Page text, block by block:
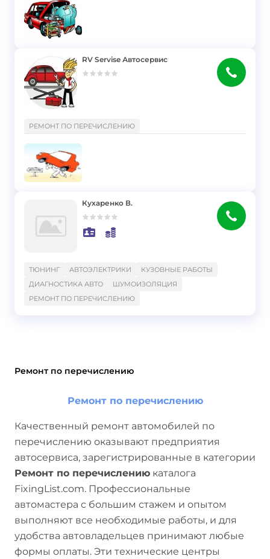
RV Servise Автосервис
РЕМОНТ ПО ПЕРЕЧИСЛЕНИЮ
Кухаренко В.
ТЮНИНГ АВТОЭЛЕКТРИКИ
КУЗОВНЫЕ РАБОТЫ
ДИАГНОСТИКА АВТО
ШУМОИЗОЛЯЦИЯ
РЕМОНТ ПО ПЕРЕЧИСЛЕНИЮ
Ремонт по перечислению
Ремонт по перечислению
Качественный ремонт автомобилей по
перечислению оказывают предприятия
автосервиса, зарегистрированные в категории
Ремонт по перечислению каталога
FixingList.com. Профессиональные
автомастера с большим стажем и опытом
выполняют все необходимые работы, и для
удобства автовладельцев принимают любые
формы оплаты. Эти технические центры